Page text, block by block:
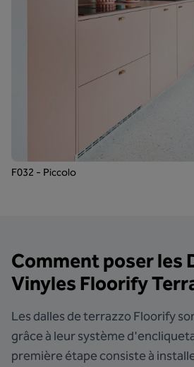
F032 - Piccolo
Comment poser les
Vinyles Floorify
Les dalles de terrazzo Floorify
grâce à leur système
première étape consiste à